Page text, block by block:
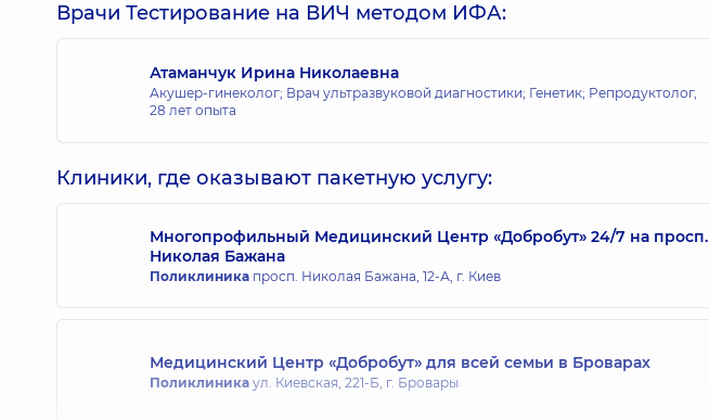
Врачи Тестирование на ВИЧ методом ИФА:
Атаманчук Ирина Николаевна
Акушер-гинеколог; Врач ультразвуковой диагностики; Генетик; Репродуктолог,
28 лет опыта
Клиники, где оказывают пакетную услугу:
Многопрофильный Медицинский Центр «Добробут» 24/7 на просп.
Николая Бажана
Поликлиника просп. Николая Бажана, 12-А, г. Киев
Медицинский Центр «Добробут» для всей семьи в Броварах
Поликлиника ул. Киевская, 221-Б, г. Бровары